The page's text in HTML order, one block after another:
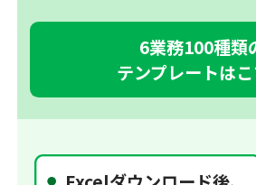
6業務100種類
テンプレートは